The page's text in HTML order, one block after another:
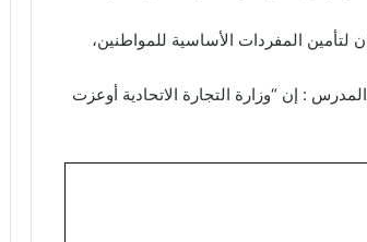
لتأمين المفردات الأساسية للمواطنين،
: إن “وزارة التجارة الاتحادية أوعزت